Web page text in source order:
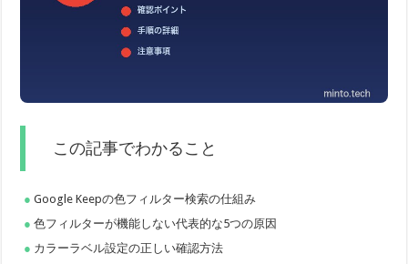
この記事でわかること
Google Keepの色フィルター検索の仕組み
色フィルターが機能しない代表的な5つの原因
カラーラベル設定の正しい確認方法